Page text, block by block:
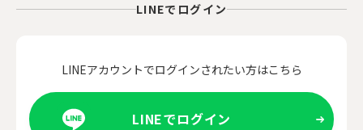
LINEでログイン
LINEアカウントでログインされたい方はこちら
LINEでログイン